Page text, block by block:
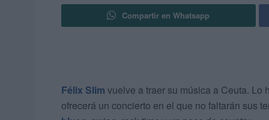
Compartir en Whatsapp
Félix Slim vuelve a traer su música a Ceuta. Lo
ofrecerá un concierto en el que no faltarán sus